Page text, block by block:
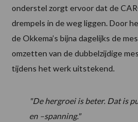
onderstel zorgt ervoor dat de
drempels in de weg liggen. Door
de Okkema’s bijna dagelijks de
omzetten van de dubbelzijdige
tijdens het werk uitstekend.
"De hergroei is beter. Dat is
en –spanning."